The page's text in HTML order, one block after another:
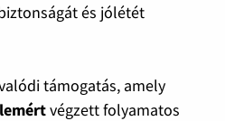
és jólétét
támogatás, amely
végzett folyamatos